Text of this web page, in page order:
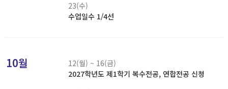
23(수)
수업일수 1/4선
10월
12(월) ~ 16(금)
2027학년도 제1학기 복수전공, 연합전공 신청